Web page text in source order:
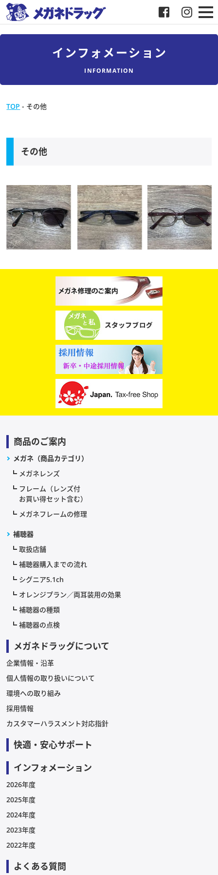
メガネドラッグについて
メディア協力
スタッフブログ
インフォメーション
INFORMATION
TOP - その他
その他
商品のご案内
メガネ（商品カテゴリ）
メガネレンズ
フレーム（レンズ付
お買い得セット含む）
メガネフレームの修理
補聴器
取扱店舗
補聴器購入までの流れ
シグニア5.1ch
オレンジプラン／両耳装用の効果
補聴器の種類
補聴器の点検
メガネドラッグについて
企業情報・沿革
個人情報の取り扱いについて
環境への取り組み
採用情報
カスタマーハラスメント対応指針
快適・安心サポート
インフォメーション
2026年度
2025年度
2024年度
2023年度
2022年度
よくある質問